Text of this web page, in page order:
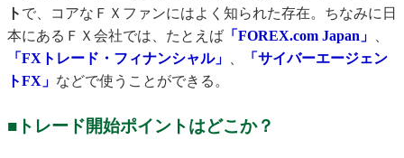
ト で、コアなＦＸファンにはよく知られた存在。ちなみに日
本にあるＦＸ会社では、たとえば 「FOREX.com Japan」
「FXトレード・フィナンシャル」
「サイバーエージェン
トFX」 などで使うことができる。
■トレード開始ポイントはどこか？